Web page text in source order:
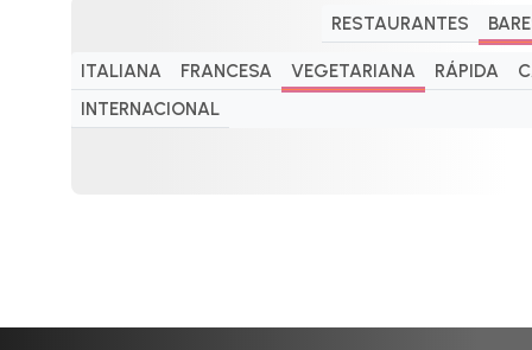
RESTAURANTES
ITALIANA FRANCESA VEGETARIANA RÁPIDA
INTERNACIONAL